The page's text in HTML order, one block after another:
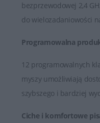
bezprzewodowej 2,4
do wielozadaniowości
Programowalna
12 programowalnych
myszy umożliwiają
szybszego i bardziej
Ciche i komfortowe